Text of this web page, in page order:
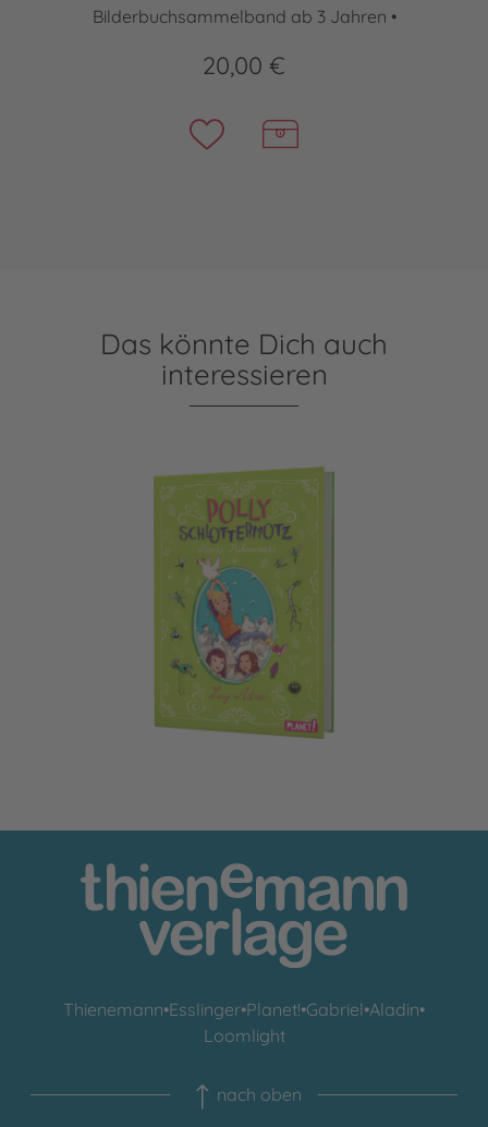
Bilderbuchsammelband ab 3 Jahren •
20,00 €
Das könnte Dich auch
interessieren
Polly Schlottermotz 3: Attacke Hühnerkacke
Thienemann•Esslinger•Planet!•Gabriel•Aladin•
Loomlight
nach oben